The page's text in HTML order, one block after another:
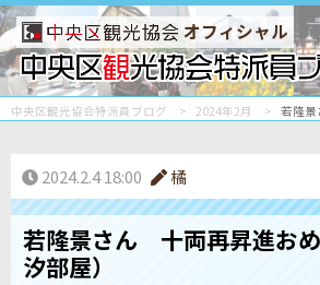
オフィシャル
中央区観光協会特派員ブログ 2024年2月 若隆
2024.2.4 18:00 橘
若隆景さん 十両再昇進お
汐部屋）